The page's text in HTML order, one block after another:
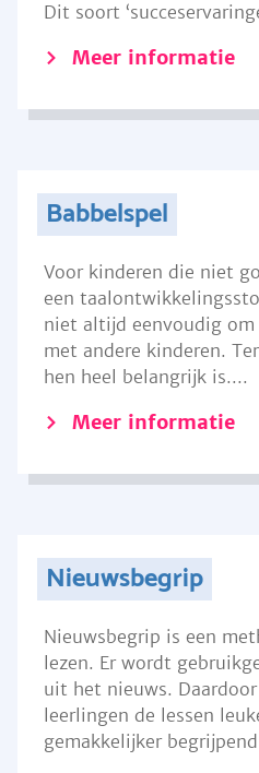
Dit soort
Meer informatie
Babbelspel
Voor kinderen die niet
een
niet altijd eenvoudig
met andere kinderen.
hen heel belangrijk is....
Meer informatie
Nieuwsbegrip
Nieuwsbegrip is een
lezen. Er wordt
uit het nieuws. Daardoor
leerlingen de lessen
gemakkelijker